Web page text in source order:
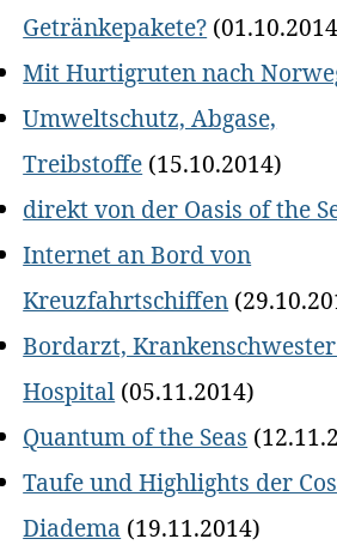
Getränkepakete?
Mit Hurtigruten nach
Umweltschutz, Abgase,
Treibstoffe (15.10.2014)
direkt von der Oasis of the
Internet an Bord von
Kreuzfahrtschiffen
Bordarzt,
Hospital (05.11.2014)
Quantum of the Seas
Taufe und Highlights der
Diadema (19.11.2014)